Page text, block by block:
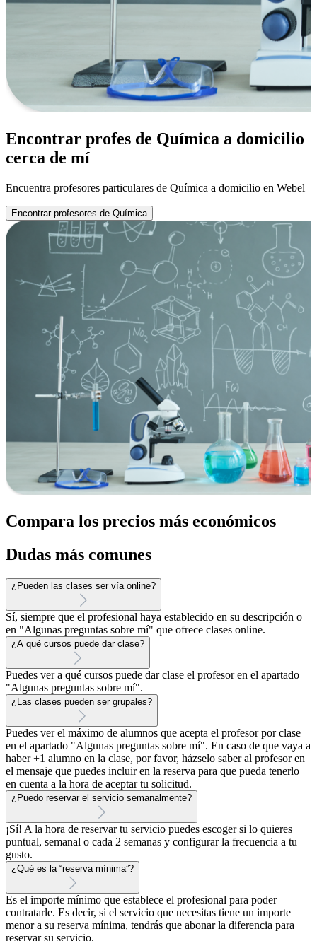
Encontrar profes de Química a domicilio
cerca de mí
Encuentra profesores particulares de Química a domicilio en Webel
Encontrar profesores de Química
Compara los precios más económicos
Dudas más comunes
¿Pueden las clases ser vía online?
Sí, siempre que el profesional haya establecido en su descripción o
en "Algunas preguntas sobre mí" que ofrece clases online.
¿A qué cursos puede dar clase?
Puedes ver a qué cursos puede dar clase el profesor en el apartado
"Algunas preguntas sobre mí".
¿Las clases pueden ser grupales?
Puedes ver el máximo de alumnos que acepta el profesor por clase
en el apartado "Algunas preguntas sobre mí". En caso de que vaya a
haber +1 alumno en la clase, por favor, házselo saber al profesor en
el mensaje que puedes incluir en la reserva para que pueda tenerlo
en cuenta a la hora de aceptar tu solicitud.
¿Puedo reservar el servicio semanalmente?
¡Sí! A la hora de reservar tu servicio puedes escoger si lo quieres
puntual, semanal o cada 2 semanas y configurar la frecuencia a tu
gusto.
¿Qué es la “reserva mínima”?
Es el importe mínimo que establece el profesional para poder
contratarle. Es decir, si el servicio que necesitas tiene un importe
menor a su reserva mínima, tendrás que abonar la diferencia para
reservar su servicio.